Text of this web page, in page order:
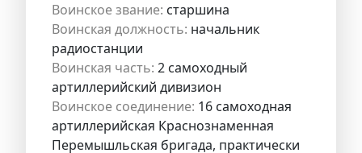
Воинское звание: старшина
Воинская должность: начальник
радиостанции
Воинская часть: 2 самоходный
артиллерийский дивизион
Воинское соединение: 16 самоходная
артиллерийская Краснознаменная
Перемышльская бригада, практически